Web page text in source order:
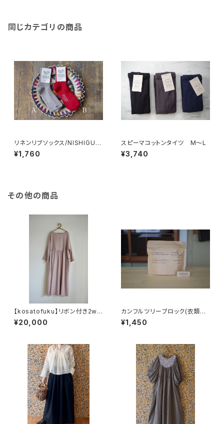
同じカテゴリの商品
リネンリブソックス/NISHIGUC
HI KUTSUSHITA
¥1,760
スピーマコットンタイツ M〜L
¥3,740
その他の商品
【kosatofuku】リボン付き2wa
yリネンギャザーワンピース〈ピ
ンク〉
¥20,000
カンフルツリーブロック(衣類用）
10pcs
¥1,450